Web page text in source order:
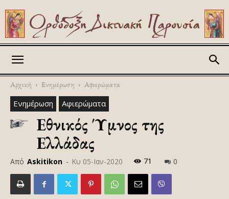
Αρχική Ενημέρωση Αφιερώματα
Ενημέρωση Αφιερώματα
Εθνικός Ύμνος της
Ελλάδας
Από Askitikon - Κυ 05-Ιαν-2020 71 0